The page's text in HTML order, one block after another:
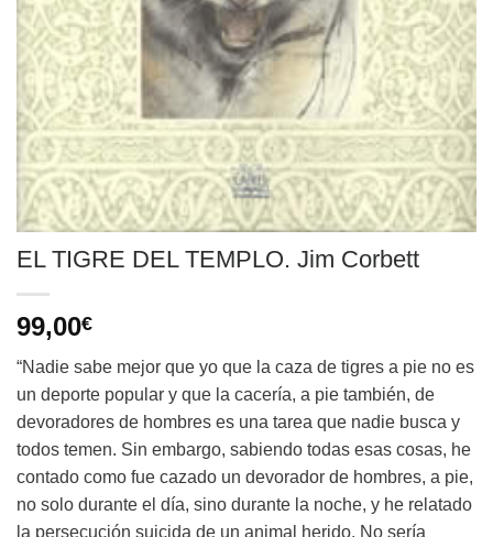
EL TIGRE DEL TEMPLO. Jim Corbett
99,00€
“Nadie sabe mejor que yo que la caza de tigres a pie no es
un deporte popular y que la cacería, a pie también, de
devoradores de hombres es una tarea que nadie busca y
todos temen. Sin embargo, sabiendo todas esas cosas, he
contado como fue cazado un devorador de hombres, a pie,
no solo durante el día, sino durante la noche, y he relatado
la persecución suicida de un animal herido. No sería